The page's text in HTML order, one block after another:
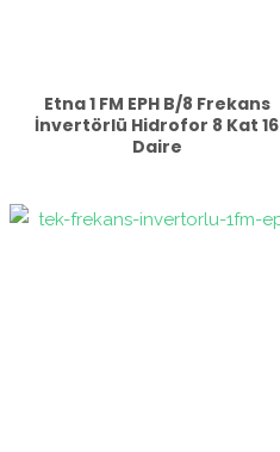
Etna 1 FM EPH B/8 Frekans
İnvertörlü Hidrofor 8 Kat 16
Daire